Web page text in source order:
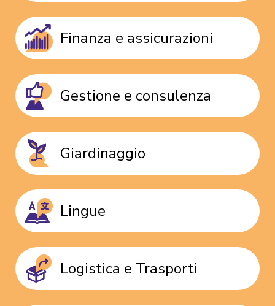
Finanza e assicurazioni
Gestione e consulenza
Giardinaggio
Lingue
Logistica e Trasporti